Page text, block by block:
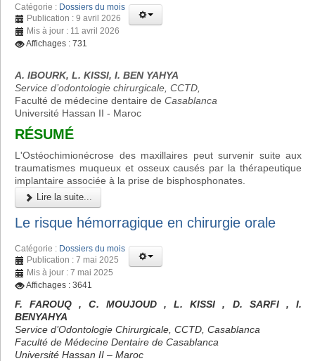
Catégorie : Dossiers du mois
Publication : 9 avril 2026
Mis à jour : 11 avril 2026
Affichages : 731
A. IBOURK, L. KISSI, I. BEN YAHYA
Service d’odontologie chirurgicale, CCTD,
Faculté de médecine dentaire de Casablanca
Université Hassan II - Maroc
RÉSUMÉ
L'Ostéochimionécrose des maxillaires peut survenir suite aux
traumatismes muqueux et osseux causés par la thérapeutique
implantaire associée à la prise de bisphosphonates.
Lire la suite...
Le risque hémorragique en chirurgie orale
Catégorie : Dossiers du mois
Publication : 7 mai 2025
Mis à jour : 7 mai 2025
Affichages : 3641
F. FAROUQ , C. MOUJOUD , L. KISSI , D. SARFI , I.
BENYAHYA
Service d’Odontologie Chirurgicale, CCTD, Casablanca
Faculté de Médecine Dentaire de Casablanca
Université Hassan II – Maroc